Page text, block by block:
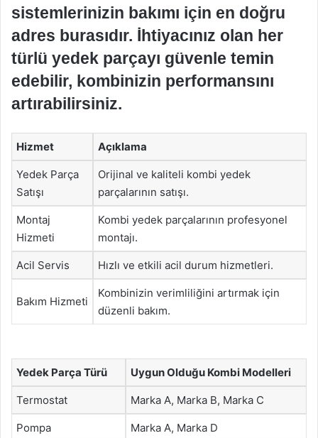
sistemlerinizin bakımı için en doğru
adres burasıdır. İhtiyacınız olan her
türlü yedek parçayı güvenle temin
edebilir, kombinizin performansını
artırabilirsiniz.
Hizmet Açıklama
Yedek Parça
Satışı
Orijinal ve kaliteli kombi yedek
parçalarının satışı.
Montaj
Hizmeti
Kombi yedek parçalarının profesyonel
montajı.
Acil Servis Hızlı ve etkili acil durum hizmetleri.
Bakım Hizmeti
Kombinizin verimliliğini artırmak için
düzenli bakım.
Yedek Parça Türü Uygun Olduğu Kombi Modelleri
Termostat Marka A, Marka B, Marka C
Pompa Marka A, Marka D